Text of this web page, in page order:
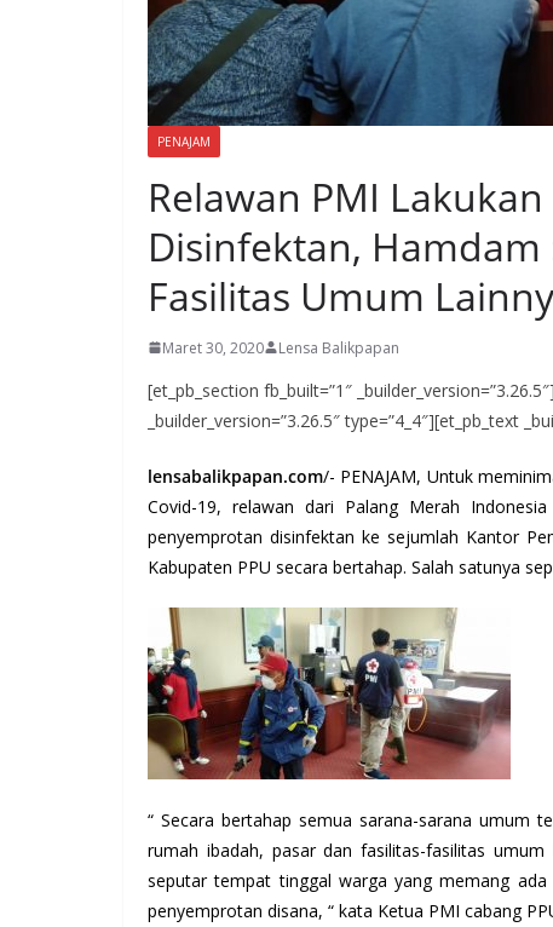
PENAJAM
Relawan PMI
Disinfektan, Hamdam
Fasilitas Umum
Maret 30, 2020 Lensa Balikpapan
[et_pb_section fb_built=”1″
_builder_version=”3.26.5″ type=”4_4″][et_pb_text
lensabalikpapan.com/- PENAJAM, Untuk
Covid-19, relawan dari Palang Merah
penyemprotan disinfektan ke sejumlah Kantor
Kabupaten PPU secara bertahap. Salah satunya
“ Secara bertahap semua sarana-sarana umum
rumah ibadah, pasar dan fasilitas-fasilitas
seputar tempat tinggal warga yang memang
penyemprotan disana, “ kata Ketua PMI cabang